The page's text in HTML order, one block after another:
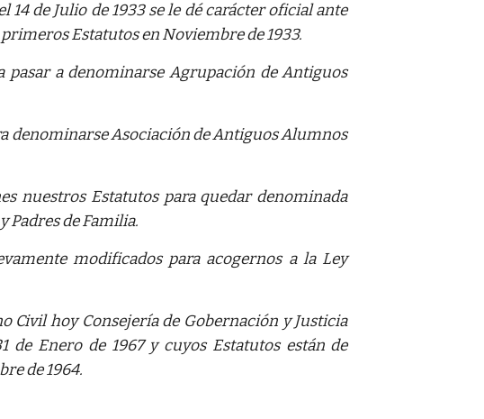
14 de Julio de 1933 se le dé carácter oficial ante
Estatutos en Noviembre de 1933.
pasar a denominarse Agrupación de Antiguos
denominarse Asociación de Antiguos Alumnos
nuestros Estatutos para quedar denominada
Padres de Familia.
modificados para acogernos a la Ley
Civil hoy Consejería de Gobernación y Justicia
Enero de 1967 y cuyos Estatutos están de
de 1964.